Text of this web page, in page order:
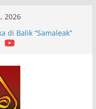
2026
Patria Seni Rupa
Menjadi Mantra
di Balik “Samaleak”
Budaya: Catatan
Haryo Soekartono
Budaya Jawa